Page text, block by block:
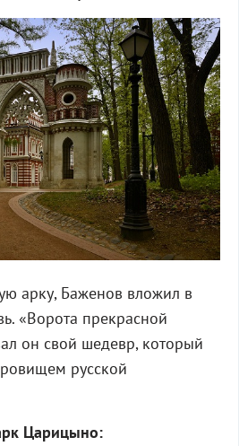
арку, Баженов вложил в
«Ворота прекрасной
он свой шедевр, который
русской
Царицыно: